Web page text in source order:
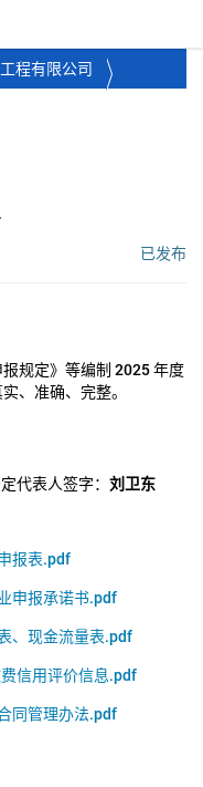
程有限公司
已发布
规定》等编制 2025年度
、准确、完整。
代表人签字： 刘卫东
报表.pdf
申报承诺书.pdf
、现金流量表.pdf
信用评价信息.pdf
同管理办法.pdf